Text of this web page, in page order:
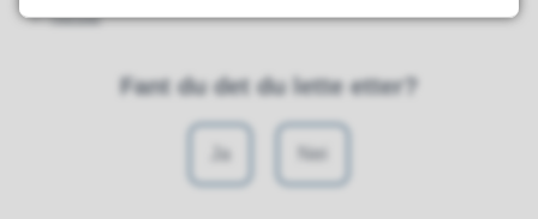
Neste
Fant du det du lette etter?
Ja Nei